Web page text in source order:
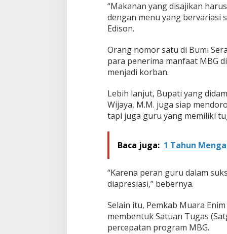
“Makanan yang disajikan
dengan menu yang bervariasi
Edison.
Orang nomor satu di Bumi
para penerima manfaat MBG
menjadi korban.
Lebih lanjut, Bupati yang
Wijaya, M.M. juga siap
tapi juga guru yang memiliki
Baca juga: 1 Tahun
“Karena peran guru dalam
diapresiasi,” bebernya.
Selain itu, Pemkab Muara
membentuk Satuan Tugas
percepatan program MBG.